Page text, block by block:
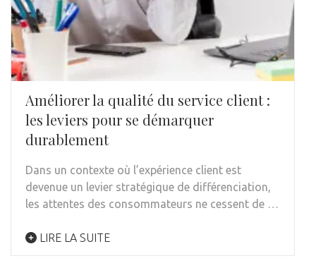
Améliorer la qualité du service client :
les leviers pour se démarquer
durablement
Dans un contexte où l’expérience client est
devenue un levier stratégique de différenciation,
les attentes des consommateurs ne cessent de …
LIRE LA SUITE